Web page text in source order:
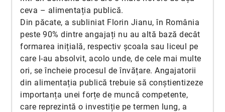
ceva – alimentația publică.
Din păcate, a subliniat Florin Jianu, în România
peste 90% dintre angajați nu au altă bază decât
formarea inițială, respectiv școala sau liceul pe
care l-au absolvit, acolo unde, de cele mai multe
ori, se încheie procesul de învățare. Angajatorii
din alimentația publică trebuie să conștientizeze
importanța unei forțe de muncă competente,
care reprezintă o investiție pe termen lung, a